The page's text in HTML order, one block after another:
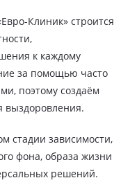
Клиник» строится
к каждому
за помощью часто
поэтому создаём
выздоровления.
стадии зависимости,
фона, образа жизни
решений.